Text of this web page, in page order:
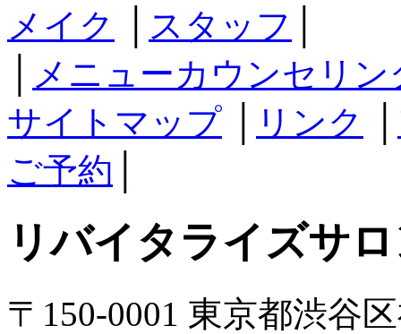
メイク
スタッフ
メニューカウンセリン
サイトマップ
リンク
ご予約
リバイタライズサ
〒150-0001 東京都渋谷